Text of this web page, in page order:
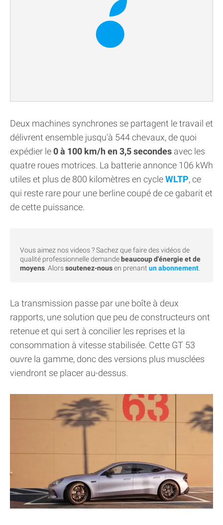
Deux machines synchrones se partagent le travail et
délivrent ensemble jusqu'à 544 chevaux, de quoi
expédier le0 à 100 km/h en 3,5 secondes avec les
quatre roues motrices. La batterie annonce 106 kWh
utiles et plus de 800 kilomètres en cycleWLTP, ce
qui reste rare pour une berline coupé de ce gabarit et
de cette puissance.
Vous aimez nos videos ? Sachez que faire des vidéos de
qualité professionnelle demande beaucoup d'énergie et de
moyens. Alorssoutenez-nousen prenant un abonnement.
La transmission passe par une boîte à deux
rapports, une solution que peu de constructeurs ont
retenue et qui sert à concilier les reprises et la
consommation à vitesse stabilisée. Cette GT 53
ouvre la gamme, donc des versions plus musclées
viendront se placer au-dessus.